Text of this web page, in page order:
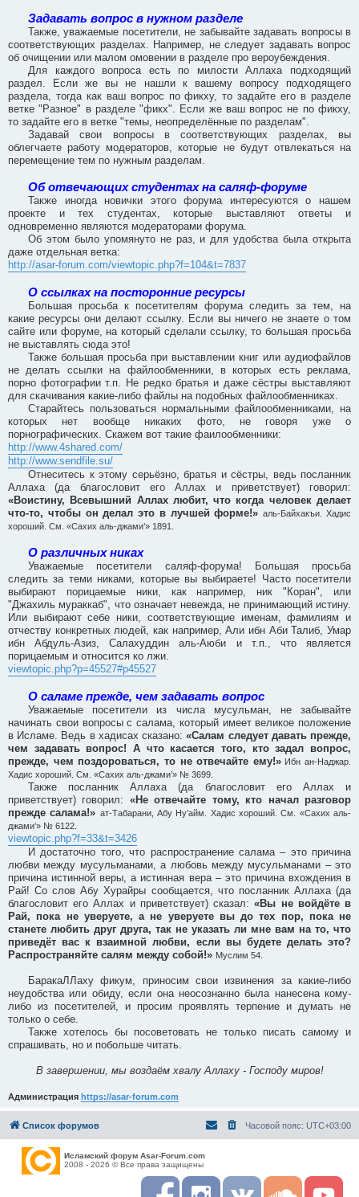
Задавать вопрос в нужном разделе
Также, уважаемые посетители, не забывайте задавать вопросы в
соответствующих разделах. Например, не следует задавать вопрос
об очищении или малом омовении в разделе про вероубеждения.
Для каждого вопроса есть по милости Аллаха подходящий
раздел. Если же вы не нашли к вашему вопросу подходящего
раздела, тогда как ваш вопрос по фикху, то задайте его в разделе
ветке "Разное" в разделе "фикх". Если же ваш вопрос не по фикху,
то задайте его в ветке "темы, неопределённые по разделам".
Задавай свои вопросы в соответствующих разделах, вы
облегчаете работу модераторов, которые не будут отвлекаться на
перемещение тем по нужным разделам.
Об отвечающих студентах на саляф-форуме
Также иногда новички этого форума интересуются о нашем
проекте и тех студентах, которые выставляют ответы и
одновременно являются модераторами форума.
Об этом было упомянуто не раз, и для удобства была открыта
даже отдельная ветка:
http://asar-forum.com/viewtopic.php?f=104&t=7837
О ссылках на посторонние ресурсы
Большая просьба к посетителям форума следить за тем, на
какие ресурсы они делают ссылку. Если вы ничего не знаете о том
сайте или форуме, на который сделали ссылку, то большая просьба
не выставлять сюда это!
Также большая просьба при выставлении книг или аудиофайлов
не делать ссылки на файлообменники, в которых есть реклама,
порно фотографии т.п. Не редко братья и даже сёстры выставляют
для скачивания какие-либо файлы на подобных файлообменниках.
Старайтесь пользоваться нормальными файлообменниками, на
которых нет вообще никаких фото, не говоря уже о
порнографических. Скажем вот такие фаилообменники:
http://www.4shared.com/
http://www.sendfile.su/
Отнеситесь к этому серьёзно, братья и сёстры, ведь посланник
Аллаха (да благословит его Аллах и приветствует) говорил:
«Воистину, Всевышний Аллах любит, что когда человек делает
что-то, чтобы он делал это в лучшей форме!»аль-Байхакъи. Хадис
хороший. См. «Сахих аль-джами’» 1891.
О различных никах
Уважаемые посетители саляф-форума! Большая просьба
следить за теми никами, которые вы выбираете! Часто посетители
выбирают порицаемые ники, как например, ник "Коран", или
"Джахиль мураккаб", что означает невежда, не принимающий истину.
Или выбирают себе ники, соответствующие именам, фамилиям и
отчеству конкретных людей, как например, Али ибн Аби Талиб, Умар
ибн Абдуль-Азиз, Салахуддин аль-Аюби и т.п., что является
порицаемым и относится ко лжи.
viewtopic.php?p=45527#p45527
О саламе прежде, чем задавать вопрос
Уважаемые посетители из числа мусульман, не забывайте
начинать свои вопросы с салама, который имеет великое положение
в Исламе. Ведь в хадисах сказано:«Салам следует давать прежде,
чем задавать вопрос! А что касается того, кто задал вопрос,
прежде, чем поздороваться, то не отвечайте ему!»Ибн ан-Наджар.
Хадис хороший. См. «Сахих аль-джами’» № 3699.
Также посланник Аллаха (да благословит его Аллах и
приветствует) говорил: «Не отвечайте тому, кто начал разговор
прежде салама!» ат-Табарани, Абу Ну’айм. Хадис хороший. См. «Сахих аль-
джами’» № 6122.
viewtopic.php?f=33&t=3426
И достаточно того, что распространение салама – это причина
любви между мусульманами, а любовь между мусульманами – это
причина истинной веры, а истинная вера – это причина вхождения в
Рай! Со слов Абу Хурайры сообщается, что посланник Аллаха (да
благословит его Аллах и приветствует) сказал:«Вы не войдёте в
Рай, пока не уверуете, а не уверуете вы до тех пор, пока не
станете любить друг друга, так не указать ли мне вам на то, что
приведёт вас к взаимной любви, если вы будете делать это?
Распространяйте салям между собой!» Муслим 54.
БаракаЛЛаху фикум, приносим свои извинения за какие-либо
неудобства или обиду, если она неосознанно была нанесена кому-
либо из посетителей, и просим проявлять терпение и думать не
только о себе.
Также хотелось бы посоветовать не только писать самому и
спрашивать, но и побольше читать.
В завершении, мы воздаём хвалу Аллаху - Господу миров!
Администрация https://asar-forum.com
Список форумов Часовой пояс: UTC+03:00
Исламский форум Asar-Forum.com
2008 - 2026 © Все права защищены